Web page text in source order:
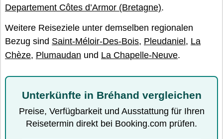
Departement Côtes d’Armor (Bretagne).
Weitere Reiseziele unter demselben regionalen
Bezug sind Saint-Méloir-Des-Bois, Pleudaniel , La
Chèze, Plumaudan und La Chapelle-Neuve.
Unterkünfte in Bréhand vergleichen
Preise, Verfügbarkeit und Ausstattung für Ihren
Reisetermin direkt bei Booking.com prüfen.